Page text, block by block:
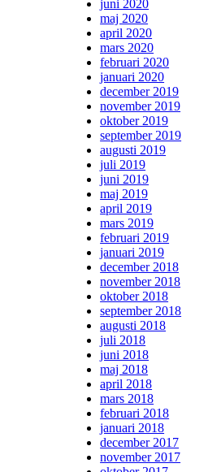
juni 2020
maj 2020
april 2020
mars 2020
februari 2020
januari 2020
december 2019
november 2019
oktober 2019
september 2019
augusti 2019
juli 2019
juni 2019
maj 2019
april 2019
mars 2019
februari 2019
januari 2019
december 2018
november 2018
oktober 2018
september 2018
augusti 2018
juli 2018
juni 2018
maj 2018
april 2018
mars 2018
februari 2018
januari 2018
december 2017
november 2017